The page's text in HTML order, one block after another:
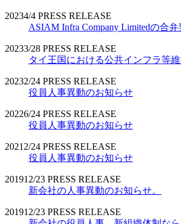
20234/4 PRESS RELEASE
ASIAM Infra Company Limitedの合
20233/28 PRESS RELEASE
タイ王国における公共インフラ等
20232/24 PRESS RELEASE
役員人事異動のお知らせ
20226/24 PRESS RELEASE
役員人事異動のお知らせ
2021 2/24 PRESS RELEASE
役員人事異動のお知らせ
201912/23 PRESS RELEASE
新会社の人事異動のお知らせ。
201912/23 PRESS RELEASE